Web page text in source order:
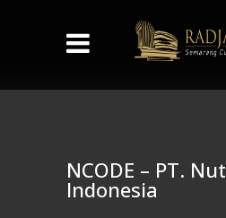
NCODE – PT.
Indonesia